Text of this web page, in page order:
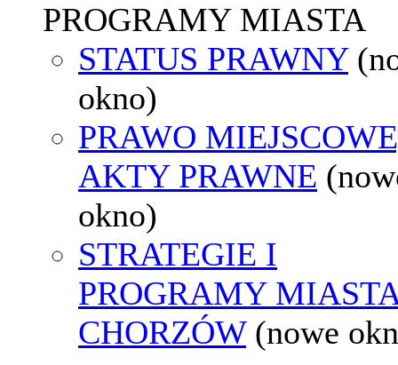
PROGRAMY MIASTA
STATUS PRAWNY
okno)
PRAWO
AKTY PRAWNE
okno)
STRATEGIE I
PROGRAMY
CHORZÓW (nowe